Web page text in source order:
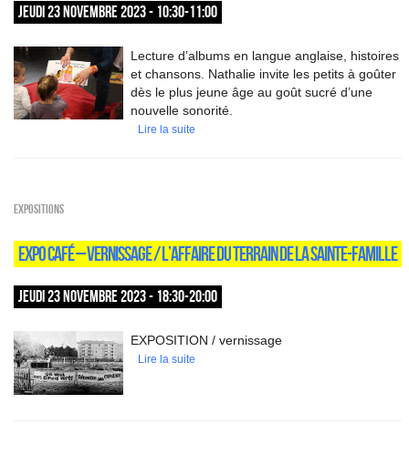
JEUDI 23 NOVEMBRE 2023 - 10:30-11:00
Lecture d’albums en langue anglaise, histoires
et chansons. Nathalie invite les petits à goûter
dès le plus jeune âge au goût sucré d’une
nouvelle sonorité.
Lire la suite
EXPOSITIONS
EXPO CAFÉ – VERNISSAGE / L’AFFAIRE DU TERRAIN DE LA SAINTE-FAMILLE
JEUDI 23 NOVEMBRE 2023 - 18:30-20:00
EXPOSITION / vernissage
Lire la suite